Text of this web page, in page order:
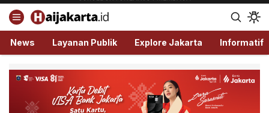
Haijakarta.id
Semua Tentang Jakarta Ada Disini!
News Layanan Publik Explore Jakarta Informatif